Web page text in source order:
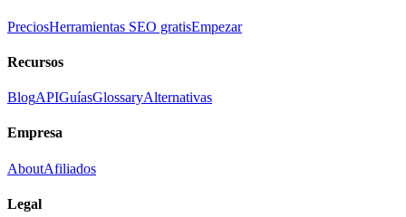
PreciosHerramientas SEO gratisEmpezar
Recursos
BlogAPIGuíasGlossaryAlternativas
Empresa
AboutAfiliados
Legal